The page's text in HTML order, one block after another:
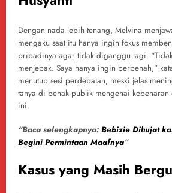
Dengan nada lebih tenang, Melvina
mengaku saat itu hanya ingin fokus
pribadinya agar tidak diganggu lagi.
menjebak. Saya hanya ingin berbenah,”
menutup sesi perdebatan, meski jelas
tanya di benak publik mengenai
ini.
“Baca selengkapnya: Bebizie Dihujat
Begini Permintaan Maafnya“
Kasus yang Masih